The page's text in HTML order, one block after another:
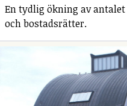
En tydlig ökning av
och bostadsrätter.